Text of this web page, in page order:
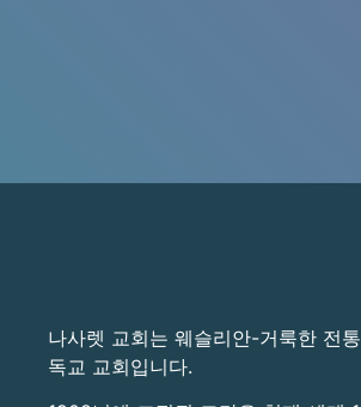
나사렛 교회는 웨슬리안-거룩한 전
독교 교회입니다.